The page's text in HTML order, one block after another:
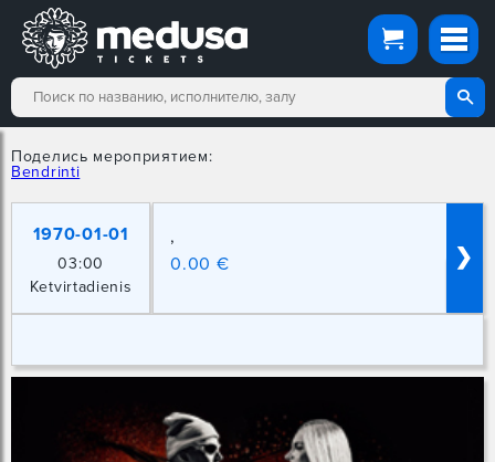
Поделись мероприятием:
Bendrinti
1970-01-01
03:00
Ketvirtadienis
,
0.00 €
❯